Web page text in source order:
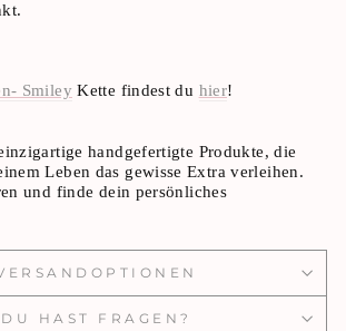
Smiley Kette findest du hier!
handgefertigte Produkte, die
Leben das gewisse Extra verleihen.
und finde dein persönliches
DU HAST FRAGEN?